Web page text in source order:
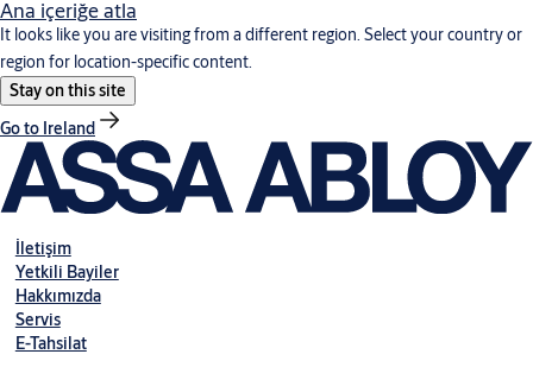
Ana içeriğe atla
It looks like you are visiting from a different region. Select your country or
region for location-specific content.
Stay on this site
Go to Ireland
İletişim
Yetkili Bayiler
Hakkımızda
Servis
E-Tahsilat